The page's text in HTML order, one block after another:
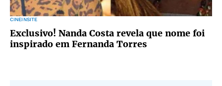
CINEINSITE
Exclusivo! Nanda Costa revela que nome foi
inspirado em Fernanda Torres